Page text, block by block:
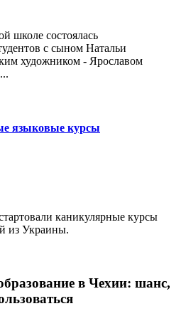
школе состоялась
с сыном Натальи
художником - Ярославом
языковые курсы
каникулярные курсы
из Украины.
в Чехии: шанс,